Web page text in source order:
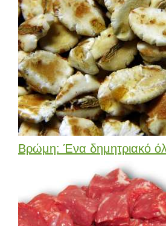
Βρώμη: Ένα δημητριακό